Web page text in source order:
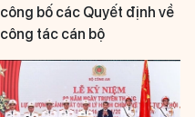
công bố các Quyết định về
công tác cán bộ